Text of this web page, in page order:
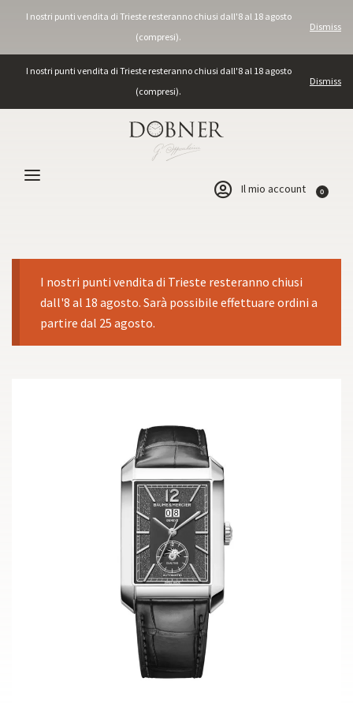
I nostri punti vendita di Trieste resteranno chiusi dall'8 al 18 agosto
(compresi).
Dismiss
I nostri punti vendita di Trieste resteranno chiusi dall'8 al 18 agosto
(compresi).
Dismiss
Il mio account 0
I nostri punti vendita di Trieste resteranno chiusi
dall'8 al 18 agosto. Sarà possibile effettuare ordini a
partire dal 25 agosto.